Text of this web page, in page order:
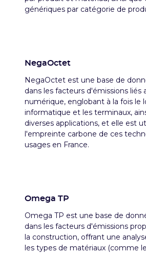
génériques par catégorie de
NegaOctet
NegaOctet est une base de
dans les facteurs d'émissions liés
numérique, englobant à la fois le
informatique et les terminaux,
diverses applications, et elle est
l'empreinte carbone de ces
usages en France.
Omega TP
Omega TP est une base de
dans les facteurs d'émissions
la construction, offrant une
les types de matériaux (comme